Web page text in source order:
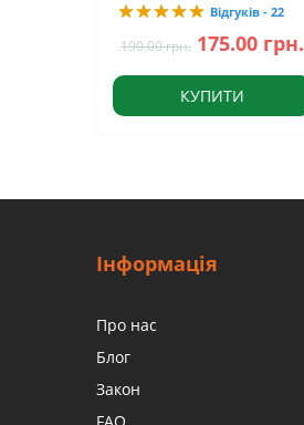
Відгуків - 22
190.00 грн. 175.00 грн.
КУПИТИ
Інформація
Про нас
Блог
Закон